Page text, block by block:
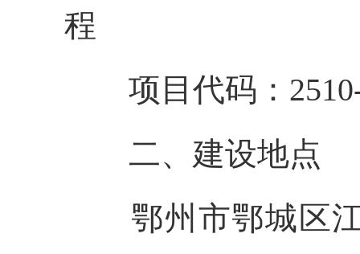
程
项目代码：
二、 建设地点
鄂州市鄂城区